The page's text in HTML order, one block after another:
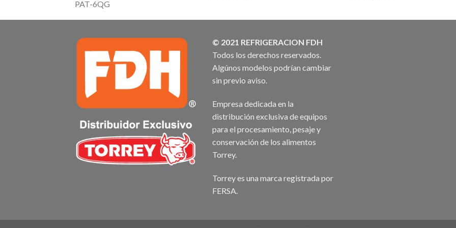
PAT-6QG
© 2021 REFRIGERACION FDH
Todos los derechos reservados.
Algúnos modelos podrían cambiar
sin previo aviso.
Empresa dedicada en la
distribución exclusiva de equipos
para el procesamiento, pesaje y
conservación de los alimentos
Torrey.
Torrey es una marca registrada por
FERSA.